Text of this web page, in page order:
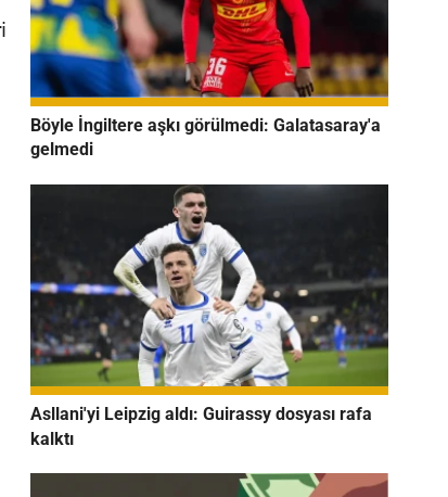
Böyle İngiltere aşkı görülmedi: Galatasaray'a
gelmedi
Asllani'yi Leipzig aldı: Guirassy dosyası rafa
kalktı